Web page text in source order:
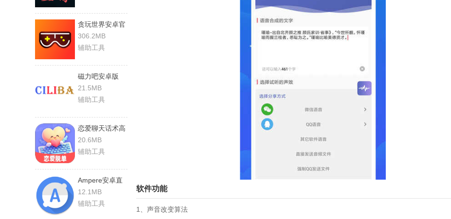
贪玩世界安卓官
方版
306.2MB
辅助工具
磁力吧安卓版
21.5MB
辅助工具
恋爱聊天话术高
情商回复助手手
机版
20.6MB
辅助工具
Ampere安卓直
装版
12.1MB
辅助工具
软件功能
1、声音改变算法